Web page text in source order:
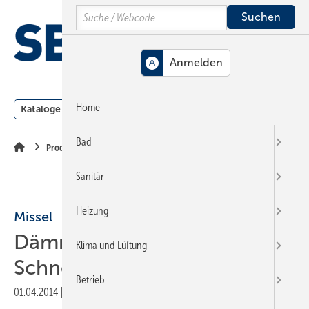
Hauptinhalt
Hauptmenü
SiteSearch
Kataloge Meldungen
Produkte
Missel
Dämmschlauch mit
Schnellverschluss
01.04.2014
Search
Home
Bad
Sanitär
Heizung
Klima und Lüftung
Betrieb